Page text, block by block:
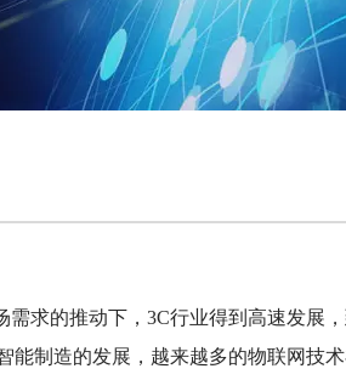
的推动下，3C行业得到高速发展，
能制造的发展，越来越多的物联网技